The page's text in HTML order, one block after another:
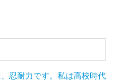
忍耐力です。私は高校時代